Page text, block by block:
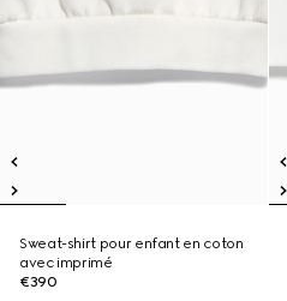
Sweat-shirt pour enfant en coton
avec imprimé
€390